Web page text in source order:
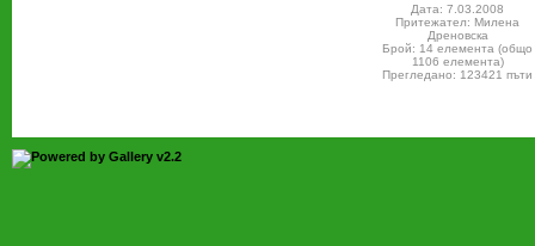
Дата: 7.03.2008
Притежател: Милена
Дреновска
Брой: 14 елемента (общо
1106 елемента)
Прегледано: 123421 пъти